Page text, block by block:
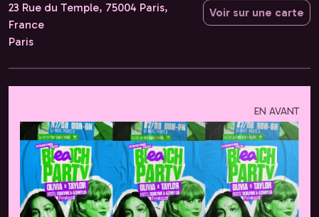
23 Rue du Temple, 75004 Paris,
France
Paris
Voir sur une carte
EN AVANT